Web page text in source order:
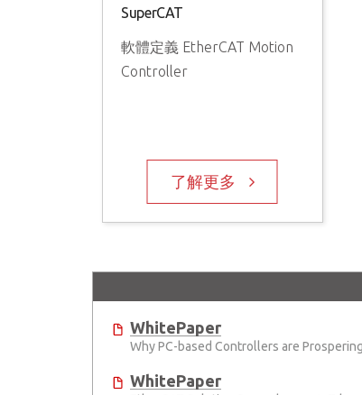
SuperCAT
軟體定義 EtherCAT Motion
Controller
了解更多
WhitePaper
Why PC-based Controllers are
WhitePaper